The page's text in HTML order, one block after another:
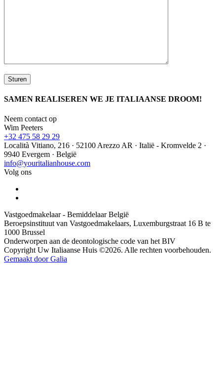
SAMEN REALISEREN WE JE ITALIAANSE DROOM!
Neem contact op
Wim Peeters
+32 475 58 29 29
Località Vitiano, 216 · 52100 Arezzo AR · Italië - Kromvelde 2 ·
9940 Evergem · België
info@youritalianhouse.com
Volg ons
Vastgoedmakelaar - Bemiddelaar België
Beroepsinstituut van Vastgoedmakelaars, Luxemburgstraat 16 B te
1000 Brussel
Onderworpen aan de deontologische code van het BIV
Copyright Uw Italiaanse Huis ©2026. Alle rechten voorbehouden.
Gemaakt door Galia